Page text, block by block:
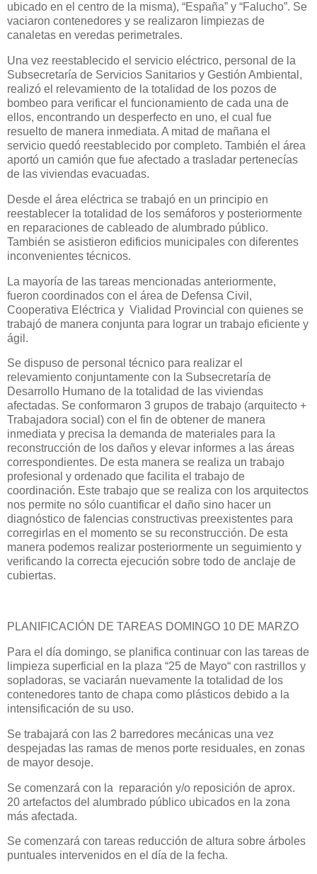
ubicado en el centro de la misma), “España” y “Falucho”. Se
vaciaron contenedores y se realizaron limpiezas de
canaletas en veredas perimetrales.
Una vez reestablecido el servicio eléctrico, personal de la
Subsecretaría de Servicios Sanitarios y Gestión Ambiental,
realizó el relevamiento de la totalidad de los pozos de
bombeo para verificar el funcionamiento de cada una de
ellos, encontrando un desperfecto en uno, el cual fue
resuelto de manera inmediata. A mitad de mañana el
servicio quedó reestablecido por completo. También el área
aportó un camión que fue afectado a trasladar pertenecías
de las viviendas evacuadas.
Desde el área eléctrica se trabajó en un principio en
reestablecer la totalidad de los semáforos y posteriormente
en reparaciones de cableado de alumbrado público.
También se asistieron edificios municipales con diferentes
inconvenientes técnicos.
La mayoría de las tareas mencionadas anteriormente,
fueron coordinados con el área de Defensa Civil,
Cooperativa Eléctrica y Vialidad Provincial con quienes se
trabajó de manera conjunta para lograr un trabajo eficiente y
ágil.
Se dispuso de personal técnico para realizar el
relevamiento conjuntamente con la Subsecretaría de
Desarrollo Humano de la totalidad de las viviendas
afectadas. Se conformaron 3 grupos de trabajo (arquitecto +
Trabajadora social) con el fin de obtener de manera
inmediata y precisa la demanda de materiales para la
reconstrucción de los daños y elevar informes a las áreas
correspondientes. De esta manera se realiza un trabajo
profesional y ordenado que facilita el trabajo de
coordinación. Este trabajo que se realiza con los arquitectos
nos permite no sólo cuantificar el daño sino hacer un
diagnóstico de falencias constructivas preexistentes para
corregirlas en el momento se su reconstrucción. De esta
manera podemos realizar posteriormente un seguimiento y
verificando la correcta ejecución sobre todo de anclaje de
cubiertas.
PLANIFICACIÓN DE TAREAS DOMINGO 10 DE MARZO
Para el día domingo, se planifica continuar con las tareas de
limpieza superficial en la plaza “25 de Mayo“ con rastrillos y
sopladoras, se vaciarán nuevamente la totalidad de los
contenedores tanto de chapa como plásticos debido a la
intensificación de su uso.
Se trabajará con las 2 barredores mecánicas una vez
despejadas las ramas de menos porte residuales, en zonas
de mayor desoje.
Se comenzará con la reparación y/o reposición de aprox.
20 artefactos del alumbrado público ubicados en la zona
más afectada.
Se comenzará con tareas reducción de altura sobre árboles
puntuales intervenidos en el día de la fecha.